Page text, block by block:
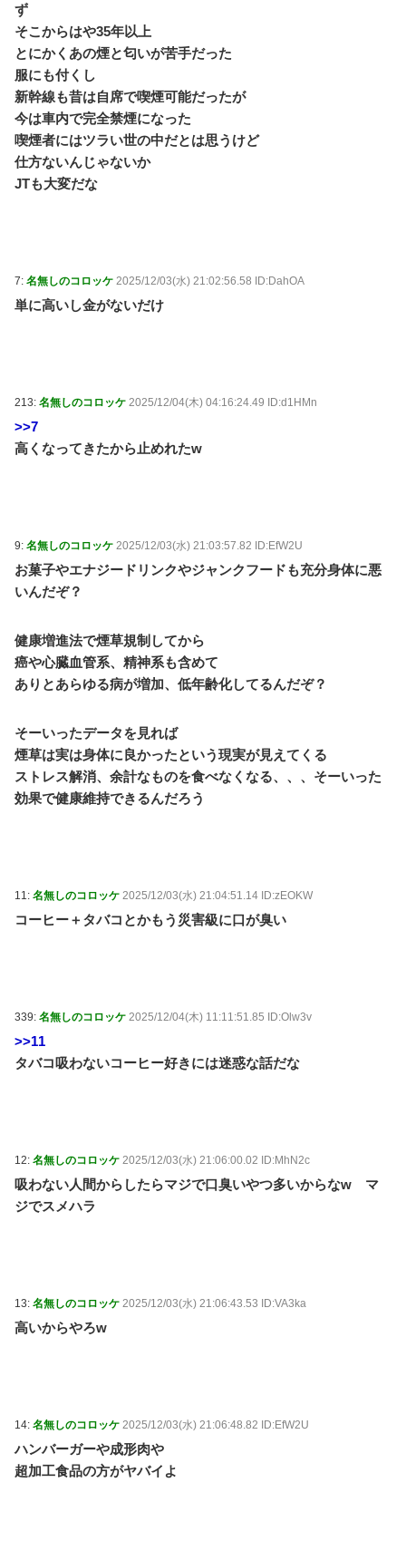
ず
そこからはや35年以上
とにかくあの煙と匂いが苦手だった
服にも付くし
新幹線も昔は自席で喫煙可能だったが
今は車内で完全禁煙になった
喫煙者にはツラい世の中だとは思うけど
仕方ないんじゃないか
JTも大変だな
7: 名無しのコロッケ 2025/12/03(水) 21:02:56.58 ID:DahOA
単に高いし金がないだけ
213: 名無しのコロッケ 2025/12/04(木) 04:16:24.49 ID:d1HMn
>>7
高くなってきたから止めれたw
9: 名無しのコロッケ 2025/12/03(水) 21:03:57.82 ID:EfW2U
お菓子やエナジードリンクやジャンクフードも充分身体に悪
いんだぞ？
健康増進法で煙草規制してから
癌や心臓血管系、精神系も含めて
ありとあらゆる病が増加、低年齢化してるんだぞ？
そーいったデータを見れば
煙草は実は身体に良かったという現実が見えてくる
ストレス解消、余計なものを食べなくなる、、、そーいった
効果で健康維持できるんだろう
11: 名無しのコロッケ 2025/12/03(水) 21:04:51.14 ID:zEOKW
コーヒー＋タバコとかもう災害級に口が臭い
339: 名無しのコロッケ 2025/12/04(木) 11:11:51.85 ID:Olw3v
>>11
タバコ吸わないコーヒー好きには迷惑な話だな
12: 名無しのコロッケ 2025/12/03(水) 21:06:00.02 ID:MhN2c
吸わない人間からしたらマジで口臭いやつ多いからなw マ
ジでスメハラ
13: 名無しのコロッケ 2025/12/03(水) 21:06:43.53 ID:VA3ka
高いからやろw
14: 名無しのコロッケ 2025/12/03(水) 21:06:48.82 ID:EfW2U
ハンバーガーや成形肉や
超加工食品の方がヤバイよ